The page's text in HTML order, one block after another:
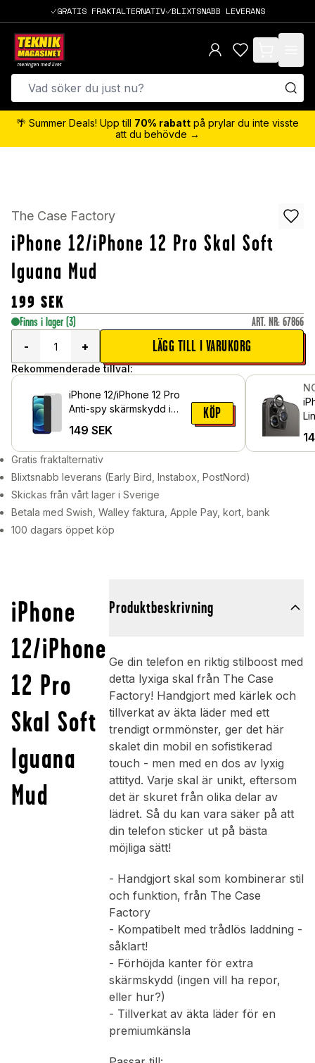
GRATIS FRAKTALTERNATIV BLIXTSNABB LEVERANS
items in cart,
🌴 Summer Deals! Upp till 70% rabatt på prylar du inte visste
att du behövde →
The Case Factory
iPhone 12/iPhone 12 Pro Skal Soft
Iguana Mud
199 SEK
Finns i lager (3) ART. NR: 67866
-
+ LÄGG TILL I VARUKORG
Rekommenderade tillval:
iPhone 12/iPhone 12 Pro
Anti-spy skärmskydd i
149 SEK
KÖP
Gratis fraktalternativ
Blixtsnabb leverans (Early Bird, Instabox, PostNord)
Skickas från vårt lager i Sverige
Betala med Swish, Walley faktura, Apple Pay, kort, bank
100 dagars öppet köp
iPhone
12/iPhone
12 Pro
Skal Soft
Iguana
Mud
Produktbeskrivning
Ge din telefon en riktig stilboost med
detta lyxiga skal från The Case
Factory! Handgjort med kärlek och
tillverkat av äkta läder med ett
trendigt ormmönster, ger det här
skalet din mobil en sofistikerad
touch - men med en dos av lyxig
attityd. Varje skal är unikt, eftersom
det är skuret från olika delar av
lädret. Så du kan vara säker på att
din telefon sticker ut på bästa
möjliga sätt!
- Handgjort skal som kombinerar stil
och funktion, från The Case
Factory
- Kompatibelt med trådlös laddning -
såklart!
- Förhöjda kanter för extra
skärmskydd (ingen vill ha repor,
eller hur?)
- Tillverkat av äkta läder för en
premiumkänsla